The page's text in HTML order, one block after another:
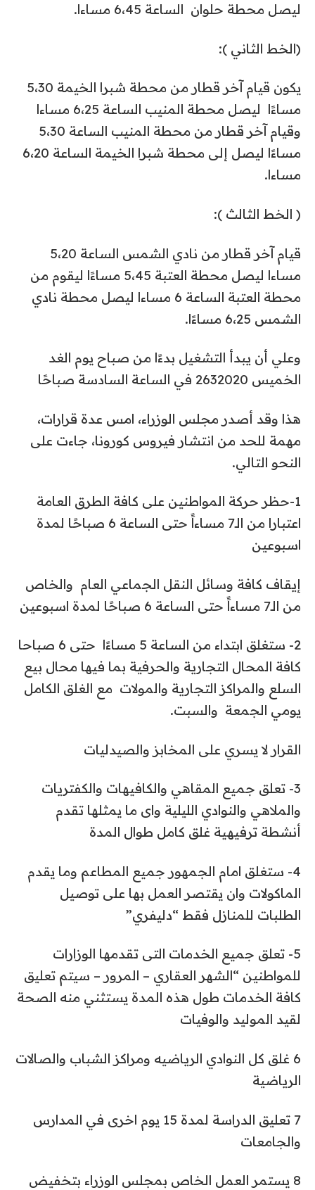
ليصل محطة حلوان الساعة 6،45 مساءا.
(الخط الثاني ):
يكون قيام آخر قطار من محطة شبرا الخيمة 5،30
مساءًا ليصل محطة المنيب الساعة 6،25 مساءا
وقيام آخر قطار من محطة المنيب الساعة 5،30
مساءًا ليصل إلى محطة شبرا الخيمة الساعة 6،20
مساءا.
( الخط الثالث ):
قيام آخر قطار من نادي الشمس الساعة 5،20
مساءا ليصل محطة العتبة 5،45 مساءًا ليقوم من
محطة العتبة الساعة 6 مساءا ليصل محطة نادي
الشمس 6،25 مساءًا.
وعلي أن يبدأ التشغيل بدءًا من صباح يوم الغد
الخميس 2632020 في الساعة السادسة صباحًا
هذا وقد أصدر مجلس الوزراء، امس عدة قرارات،
مهمة للحد من انتشار فيروس كورونا، جاءت على
النحو التالي.
1-حظر حركة المواطنين على كافة الطرق العامة
اعتبارا من الـ7 مساءاًَ حتى الساعة 6 صباحًا لمدة
اسبوعين
إيقاف كافة وسائل النقل الجماعي العام والخاص
من الـ7 مساءاًَ حتى الساعة 6 صباحًا لمدة اسبوعين
2- ستغلق ابتداء من الساعة 5 مساءًا حتى 6 صباحا
كافة المحال التجارية والحرفية بما فيها محال بيع
السلع والمراكز التجارية والمولات مع الغلق الكامل
يومي الجمعة والسبت.
القرار لا يسري على المخابز والصيدليات
3- تعلق جميع المقاهي والكافيهات والكفتريات
والملاهي والنوادي الليلية واى ما يمثلها تقدم
أنشطة ترفيهية غلق كامل طوال المدة
4- ستغلق امام الجمهور جميع المطاعم وما يقدم
الماكولات وان يقتصر العمل بها على توصيل
الطلبات للمنازل فقط “دليفري”
5- تعلق جميع الخدمات التى تقدمها الوزارات
للمواطنين “الشهر العقاري – المرور – سيتم تعليق
كافة الخدمات طول هذه المدة يستثني منه الصحة
لقيد الموليد والوفيات
6 غلق كل النوادي الرياضيه ومراكز الشباب والصالات
الرياضية
7 تعليق الدراسة لمدة 15 يوم اخرى في المدارس
والجامعات
8 يستمر العمل الخاص بمجلس الوزراء بتخفيض